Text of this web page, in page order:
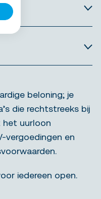
beloning; je
die rechtstreeks bij
het uurloon
vergoedingen en
iedereen open.